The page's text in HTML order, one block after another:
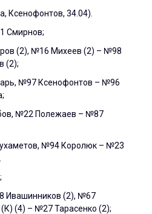
Ксенофонтов, 34.04).
Смирнов;
(2), №16 Михеев (2) – №98
(2);
№97 Ксенофонтов – №96
№22 Полежаев – №87
№94 Королюк – №23
Ивашинников (2), №67
(4) – №27 Тарасенко (2);